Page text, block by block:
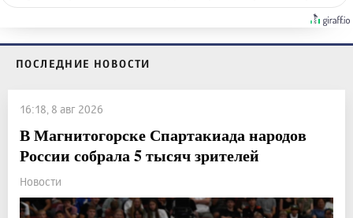
ПОСЛЕДНИЕ НОВОСТИ
16:18, 8 авг 2026
В Магнитогорске Спартакиада народов
России собрала 5 тысяч зрителей
Новости